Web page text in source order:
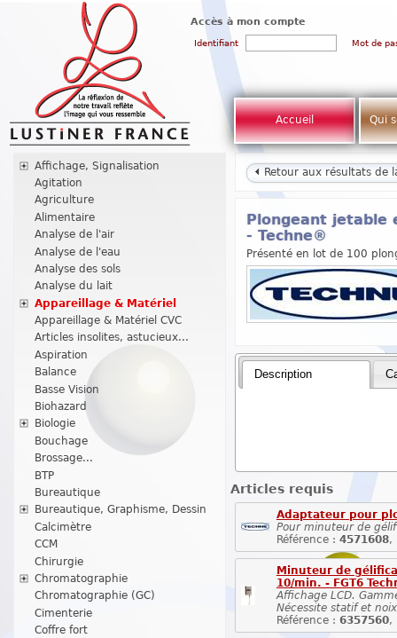
Accès à mon compte
Identifiant Mot de
Accueil Qui
Affichage, Signalisation
Agitation
Agriculture
Alimentaire
Analyse de l'air
Analyse de l'eau
Analyse des sols
Analyse du lait
Appareillage & Matériel
Appareillage & Matériel CVC
Articles insolites, astucieux...
Aspiration
Balance
Basse Vision
Biohazard
Biologie
Bouchage
Brossage...
BTP
Bureautique
Bureautique, Graphisme, Dessin
Calcimètre
CCM
Chirurgie
Chromatographie
Chromatographie (GC)
Cimenterie
Coffre fort
Retour aux résultats de
Plongeant jetable
- Techne®
Présenté en lot de 100
Description
Articles requis
Adaptateur pour
Pour minuteur de
Référence : 4571608,
Minuteur de
10/min. - FGT6
Affichage LCD.
Nécessite statif et
Référence : 6357560,